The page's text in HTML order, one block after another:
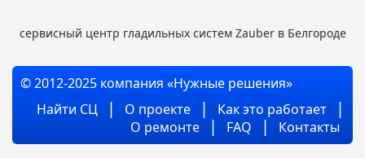
сервисный центр гладильных систем Zauber в Белгороде
© 2012-2025 компания «Нужные решения»
Найти СЦ
О проекте
Как это работает
О ремонте
FAQ Контакты